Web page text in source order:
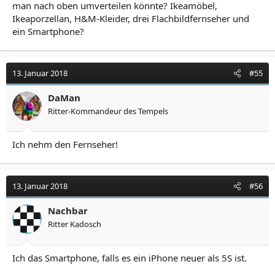
man nach oben umverteilen könnte? Ikeamöbel,
Ikeaporzellan, H&M-Kleider, drei Flachbildfernseher und
ein Smartphone?
13. Januar 2018 #55
DaMan
Ritter-Kommandeur des Tempels
Ich nehm den Fernseher!
13. Januar 2018 #56
Nachbar
Ritter Kadosch
Ich das Smartphone, falls es ein iPhone neuer als 5S ist.